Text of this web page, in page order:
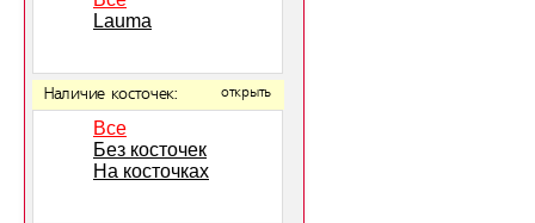
Lauma
Наличие косточек: открыть
Все
Без косточек
На косточках